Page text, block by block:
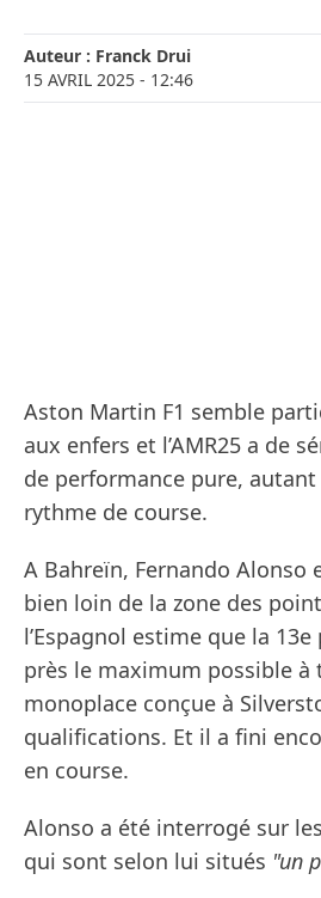
Auteur : Franck Drui
15 AVRIL 2025 - 12:46
Aston Martin F1 semble
aux enfers et l’AMR25 a de
de performance pure, autant
rythme de course.
A Bahreïn, Fernando Alonso
bien loin de la zone des
l’Espagnol estime que la
près le maximum possible à
monoplace conçue à
qualifications. Et il a fini
en course.
Alonso a été interrogé sur
qui sont selon lui situés "un